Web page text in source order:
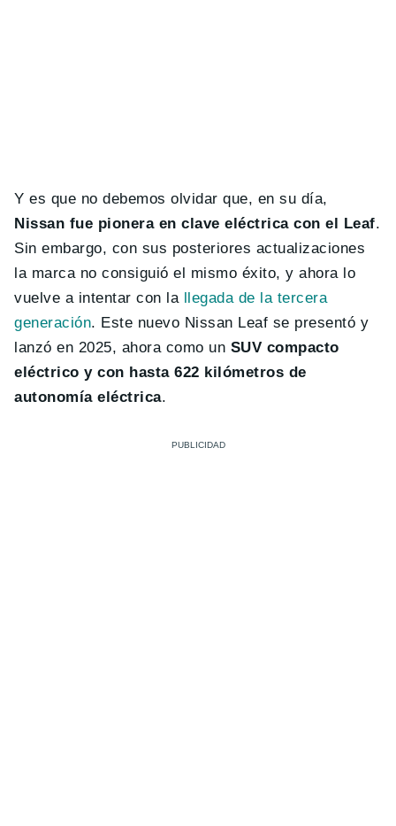
Y es que no debemos olvidar que, en su día,
Nissan fue pionera en clave eléctrica con el Leaf.
Sin embargo, con sus posteriores actualizaciones
la marca no consiguió el mismo éxito, y ahora lo
vuelve a intentar con la
llegada de la tercera
generación. Este nuevo Nissan Leaf se presentó y
lanzó en 2025, ahora como un SUV compacto
eléctrico y con hasta 622 kilómetros de
autonomía eléctrica.